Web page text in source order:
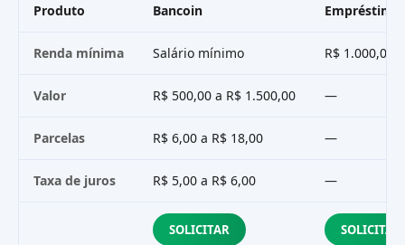
Produto Bancoin Empréstimo
Renda mínima Salário mínimo R$ 1.000,00
Valor R$ 500,00 a R$ 1.500,00 —
Parcelas R$ 6,00 a R$ 18,00 —
Taxa de juros R$ 5,00 a R$ 6,00 —
SOLICITAR SOLICITAR